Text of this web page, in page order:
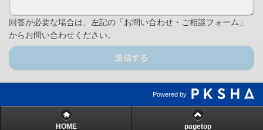
回答が必要な場合は、左記の「お問い合わせ・ご相談フォーム」
からお問い合わせください。
送信する
Powered by
HOME pagetop